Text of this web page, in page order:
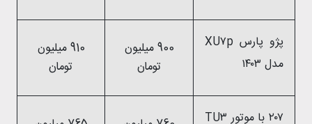
پژو پارس XU۷p
مدل ۱۴۰۳
900 میلیون
تومان
910 میلیون
تومان
۲۰۷ با موتور TU۳